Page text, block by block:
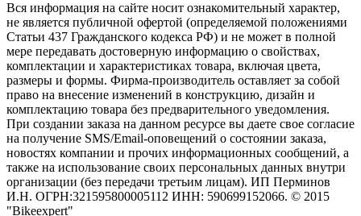
Вся информация на сайте носит ознакомительный характер,
не является публичной офертой (определяемой положениями
Статьи 437 Гражданского кодекса РФ) и не может в полной
мере передавать достоверную информацию о свойствах,
комплектации и характеристиках товара, включая цвета,
размеры и формы. Фирма-производитель оставляет за собой
право на внесение изменений в конструкцию, дизайн и
комплектацию товара без предварительного уведомления.
При создании заказа на данном ресурсе вы даете свое согласие
на получение SMS/Email-оповещений о состоянии заказа,
новостях компании и прочих информационных сообщений, а
также на использование своих персональных данных внутри
организации (без передачи третьим лицам). ИП Перминов
И.Н. ОГРН:321595800005112 ИНН: 590699152066. © 2015
"Bikeexpert"